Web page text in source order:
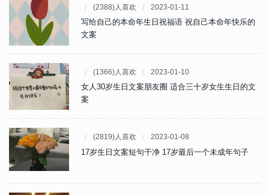
(2388)人喜欢 2023-01-11
写给自己的本命年生日祝福语 祝自己本命年快乐的
文案
(1366)人喜欢 2023-01-10
女人30岁生日文案朋友圈 适合三十岁女生生日的文
案
(2819)人喜欢 2023-01-08
17岁生日文案短句干净 17岁最后一个未成年句子